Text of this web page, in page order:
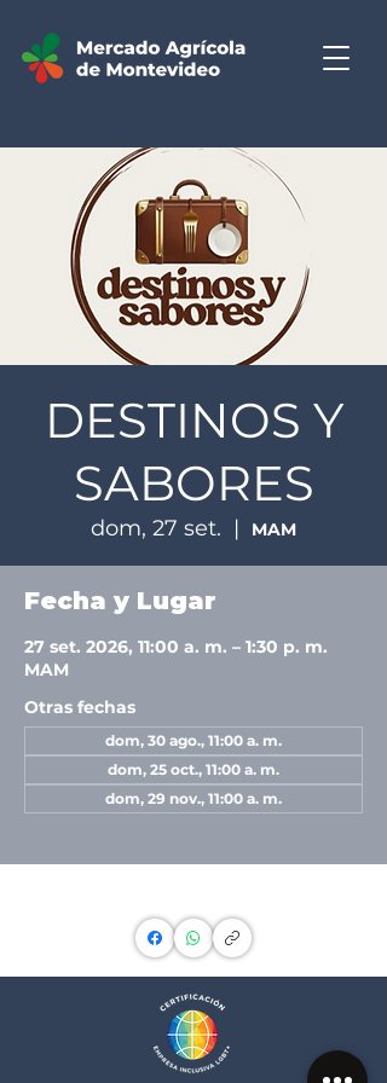
DESTINOS Y
SABORES
dom, 27 set.
  |
MAM
Fecha y Lugar
27 set. 2026, 11:00 a. m. – 1:30 p. m.
MAM
Otras fechas
dom, 30 ago., 11:00 a. m.
dom, 25 oct., 11:00 a. m.
dom, 29 nov., 11:00 a. m.